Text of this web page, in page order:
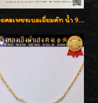
สร้อยคอเพชรเบลเยี่ยมคัท น้ำ 99% E-Color / VVS น้ำหนักเพชรรวม 16.05 กะรัต